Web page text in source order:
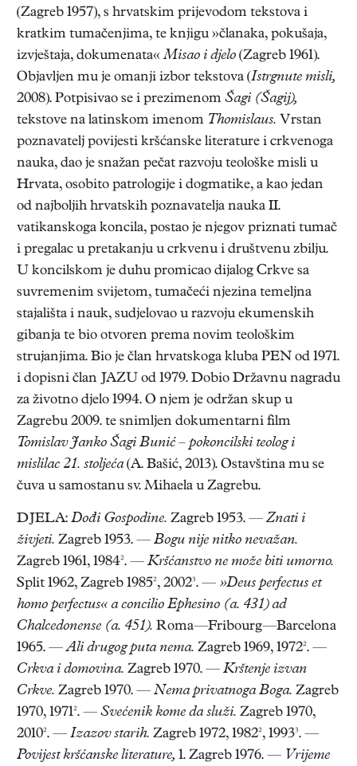
(Zagreb 1957), s hrvatskim prijevodom tekstova i
kratkim tumačenjima, te knjigu »članaka, pokušaja,
izvještaja, dokumenata«Misao i djelo (Zagreb 1961).
Objavljen mu je omanji izbor tekstova (Istrgnute misli,
2008). Potpisivao se i prezimenom Šagi (Šagij),
tekstove na latinskom imenom Thomislaus. Vrstan
poznavatelj povijesti kršćanske literature i crkvenoga
nauka, dao je snažan pečat razvoju teološke misli u
Hrvata, osobito patrologije i dogmatike, a kao jedan
od najboljih hrvatskih poznavatelja nauka II.
vatikanskoga koncila, postao je njegov priznati tumač
i pregalac u pretakanju u crkvenu i društvenu zbilju.
U koncilskom je duhu promicao dijalog Crkve sa
suvremenim svijetom, tumačeći njezina temeljna
stajališta i nauk, sudjelovao u razvoju ekumenskih
gibanja te bio otvoren prema novim teološkim
strujanjima. Bio je član hrvatskoga kluba PEN od 1971.
i dopisni član JAZU od 1979. Dobio Državnu nagradu
za životno djelo 1994. O njem je održan skup u
Zagrebu 2009. te snimljen dokumentarni film
Tomislav Janko Šagi Bunić – pokoncilski teolog i
mislilac 21. stoljeća(A. Bašić, 2013). Ostavština mu se
čuva u samostanu sv. Mihaela u Zagrebu.
DJELA: Dođi Gospodine. Zagreb 1953. — Znati i
živjeti. Zagreb 1953. — Bogu nije nitko nevažan.
Zagreb 1961, 1984². — Kršćanstvo ne može biti umorno.
Split 1962, Zagreb 1985², 2002³. — »Deus perfectus et
homo perfectus« a concilio Ephesino (a. 431) ad
Chalcedonense (a. 451). Roma—Fribourg—Barcelona
1965. —Ali drugog puta nema. Zagreb 1969, 1972². —
Crkva i domovina. Zagreb 1970. — Krštenje izvan
Crkve. Zagreb 1970. — Nema privatnoga Boga. Zagreb
1970, 1971². — Svećenik kome da služi. Zagreb 1970,
2010². — Izazov starih. Zagreb 1972, 1982², 1993³. —
Povijest kršćanske literature, 1. Zagreb 1976. — Vrijeme